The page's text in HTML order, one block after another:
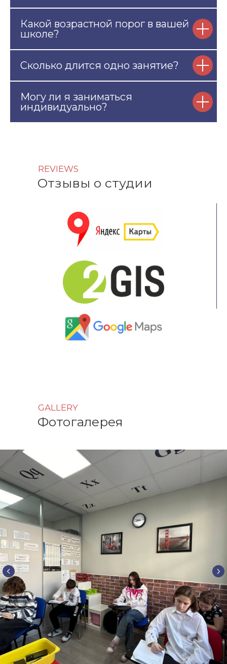
Какой возрастной порог в вашей
школе?
Сколько длится одно занятие?
Могу ли я заниматься
индивидуально?
Отзывы о студии
REVIEWS
Фотогалерея
GALLERY